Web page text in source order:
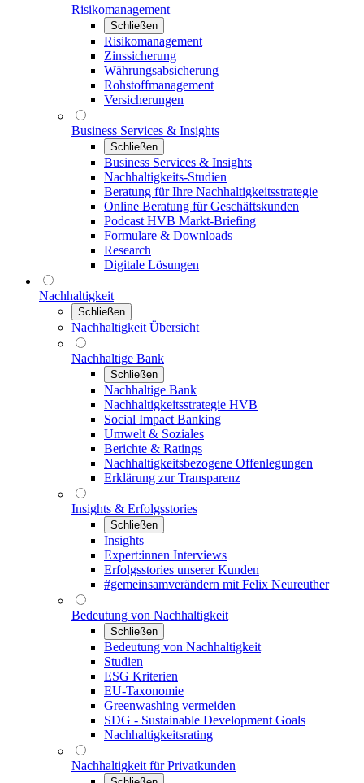
Risikomanagement
Schließen
Risikomanagement
Zinssicherung
Währungsabsicherung
Rohstoffmanagement
Versicherungen
Business Services & Insights
Schließen
Business Services & Insights
Nachhaltigkeits-Studien
Beratung für Ihre Nachhaltigkeitsstrategie
Online Beratung für Geschäftskunden
Podcast HVB Markt-Briefing
Formulare & Downloads
Research
Digitale Lösungen
Nachhaltigkeit
Schließen
Nachhaltigkeit Übersicht
Nachhaltige Bank
Schließen
Nachhaltige Bank
Nachhaltigkeitsstrategie HVB
Social Impact Banking
Umwelt & Soziales
Berichte & Ratings
Nachhaltigkeitsbezogene Offenlegungen
Erklärung zur Transparenz
Insights & Erfolgsstories
Schließen
Insights
Expert:innen Interviews
Erfolgsstories unserer Kunden
#gemeinsamverändern mit Felix Neureuther
Bedeutung von Nachhaltigkeit
Schließen
Bedeutung von Nachhaltigkeit
Studien
ESG Kriterien
EU-Taxonomie
Greenwashing vermeiden
SDG - Sustainable Development Goals
Nachhaltigkeitsrating
Nachhaltigkeit für Privatkunden